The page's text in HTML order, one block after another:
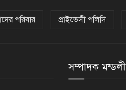
পরিবার প্রাইভেসী পলিসি
সম্পাদক মন্ডলী